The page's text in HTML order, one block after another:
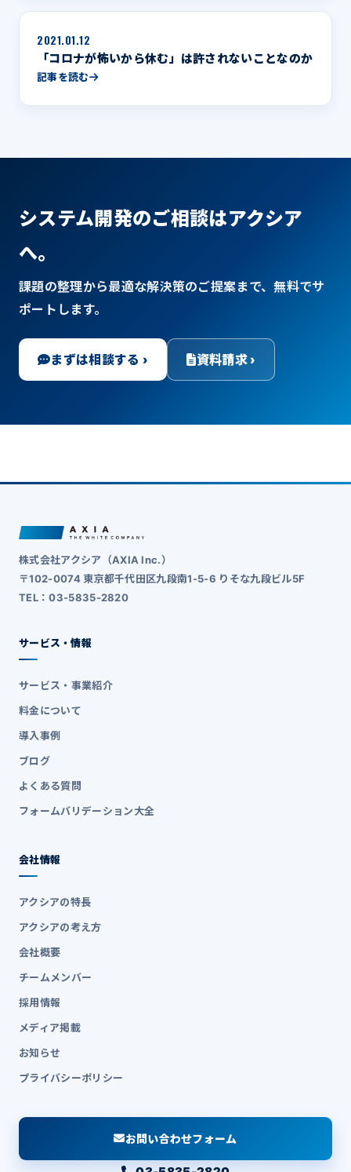
2021.01.12
「コロナが怖いから休む」は許されないことなのか
記事を読む
システム開発のご相談はアクシア
へ。
課題の整理から最適な解決策のご提案まで、無料でサ
ポートします。
まずは相談する › 資料請求 ›
株式会社アクシア（AXIA Inc.）
〒102-0074 東京都千代田区九段南1-5-6 りそな九段ビル5F
TEL：03-5835-2820
サービス・情報
サービス・事業紹介
料金について
導入事例
ブログ
よくある質問
フォームバリデーション大全
会社情報
アクシアの特長
アクシアの考え方
会社概要
チームメンバー
採用情報
メディア掲載
お知らせ
プライバシーポリシー
お問い合わせフォーム